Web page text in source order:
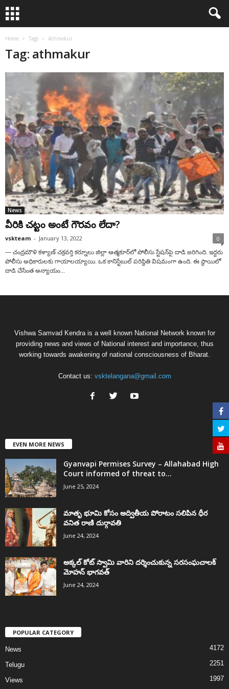
Home Tags Athmakur
Tag: athmakur
News
వీరికి చ‌ట్టం అంటే గౌరవం లేదా?
vskteam - January 13, 2022 0
— చంద్రమౌళి కళ్యాణ్ చక్రవర్తి క‌ర్నూలు జిల్లా ఆత్మ‌కూర్‌లో పోలీసు స్టేష‌న్‌పై దాడి జరిగింది. ఇద్ద‌రు
పోలీసు అధికారుల‌కు గాయాల‌య్యాయి. ఒక కానిస్టేబుల్ ప‌రిస్థితి విషమంగా ఉంది. ఈ స్థాయిలో
దాడి చేసేంత‌ అన్యాయం...
Vishwa Samvad Kendra is a well known National Network known for
providing news and views of National interest and importance, thus
working towards awakening of national consciousness of Bharat.
Contact us: vsktelangana@gmail.com
EVEN MORE NEWS
Gyanvapi Permises Survey – Allahabad High
Court informed of threat to...
June 25, 2024
మాతృ భూమి కోసం అద్వితీయ పోరాటం సలిపిన ధీర
వనిత రాణి దుర్గావతి
June 24, 2024
అక్కల్‌ కోట్‌ స్వామి వారిని దర్శించుకున్న సరసంఘచాలక్
మోహన్ భాగవత్
June 24, 2024
POPULAR CATEGORY
News 4172
Telugu 2251
Views 1997